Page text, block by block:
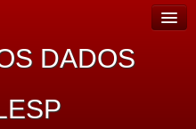
DADOS